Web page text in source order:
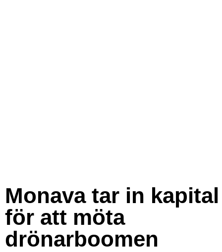
Monava tar in kapital
för att möta
drönarboomen